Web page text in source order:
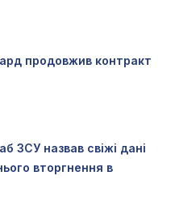
продовжив контракт
ЗСУ назвав свіжі дані
вторгнення в